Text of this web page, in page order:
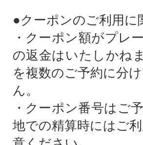
●クーポンのご利用に
・クーポン額がプレ
の返金はいたしかね
を複数のご予約に分
ん。
・クーポン番号はご
地での精算時にはご